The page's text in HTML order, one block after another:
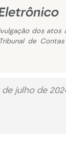
dos atos
de
de julho de